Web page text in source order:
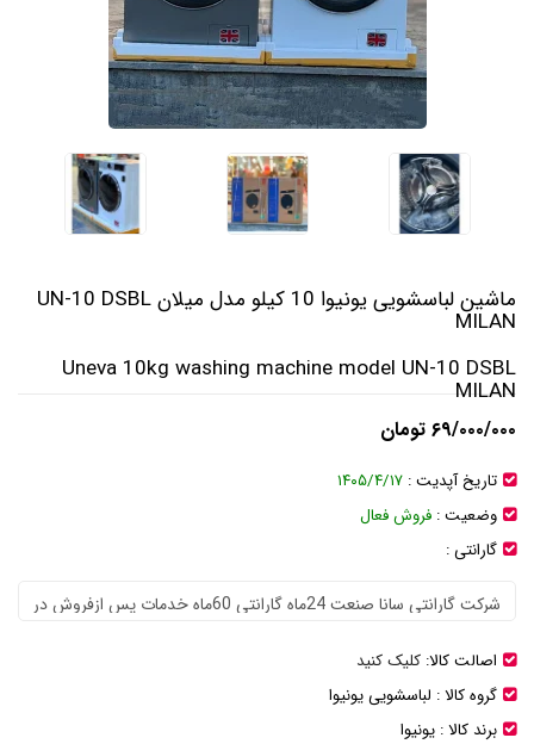
ماشین لباسشویی یونیوا 10 کیلو مدل میلان UN-10 DSBL
MILAN
Uneva 10kg washing machine model UN-10 DSBL
MILAN
۶۹/۰۰۰/۰۰۰ تومان
تاریخ آپدیت : ۱۴۰۵/۴/۱۷
وضعیت : فروش فعال
گارانتی :
اصالت کالا: کلیک کنید
گروه کالا : لباسشویی یونیوا
برند کالا : یونیوا